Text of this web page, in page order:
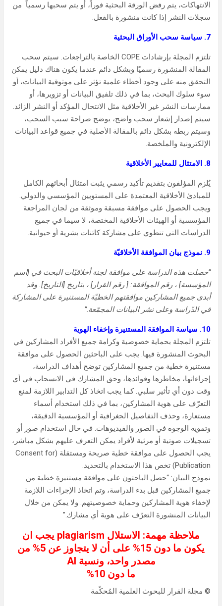
الانتهاكات، يتم رفض الورقة البحثية فوراً، أو يتم سحبها رسمياً من
سجلات النشر إذا كانت منشورة بالفعل.
7. سياسة سحب الأوراق البحثية
تلتزم المجلة بإرشادات COPE الخاصة بالتراجعات. سيتم سحب
المقالة المنشورة رسميًا وبشكل دائم عندما يكون هناك دليل يمكن
التحقق منه على وجود أخطاء علمية تؤثر على موثوقية البيانات، أو
سوء سلوك البحث، بما في ذلك تلفيق البيانات أو تزويرها، أو
ممارسات النشر غير الأخلاقية مثل الانتحال المؤكد أو النشر الزائد.
سيتم إصدار إشعار سحب واضح، يوضح صراحة سبب السحب،
وسيتم ربطه بشكل دائم بالمقالة الأصلية في جميع قواعد البيانات
الإلكترونية والملخصة.
8. الامتثال للمعايير الأخلاقية
يُلزم المؤلفون بتقديم تأكيد رسمي يثبت امتثال أبحاثهم الكامل
للمبادئ الأخلاقية المعتمدة على المستويين المؤسسي والدولي.
ويجب الحصول على موافقة مسبقة وموثقة من لجان المراجعة
المؤسسية أو الهيئات الأخلاقية المختصة، لا سيما في جميع
الدراسات التي تنطوي على مشاركة كائنات بشرية أو حيوانية.
9. نموذج بيان الموافقة الأخلاقيّة
“حصلت هذه الدراسة على موافقة لجنة أخلاقيّات البحث في [اسم
المؤسسة] ، رقم الموافقة: [ رقم القرار] ، بتاريخ [التاريخ]. وقد
أبدى جميع المشاركين موافقتهم الخطيّة المستنيرة على المشاركة
في الدّراسة وعلى نشر البيانات المجمّعة.”
10. سياسة الموافقة المستنيرة وإخفاء الهوية
تلتزم المجلة بحماية خصوصية وكرامة جميع الأفراد المشاركين في
البحوث المنشورة فيها. يجب على الباحثين الحصول على موافقة
مستنيرة خطية من جميع المشاركين توضح أهداف الدراسة،
إجراءاتها، مخاطرها وفوائدها، وحق المشارك في الانسحاب في أي
وقت دون أي تأثير سلبي. كما يجب اتخاذ كل التدابير اللازمة لمنع
التعرّف على هوية المشاركين، بما في ذلك استخدام أسماء
مستعارة، وحذف التفاصيل الجغرافية أو المؤسسية الدقيقة،
وتمويه الوجوه في الصور والفيديوهات. في حال استخدام صور أو
تسجيلات صوتية أو مرئية لأفراد يمكن التعرف عليهم بشكل مباشر،
يجب الحصول على موافقة خطية صريحة ومستقلة (Consent for
Publication) تخص هذا الاستخدام بالتحديد.
نموذج البيان: “حصل الباحثون على موافقة مستنيرة خطية من
جميع المشاركين قبل بدء الدراسة، وتم اتخاذ الإجراءات اللازمة
لإخفاء هوية المشاركين وحماية خصوصيتهم. ولا يمكن من خلال
البيانات المنشورة التعرّف على هوية أي مشارك.”
ملاحظة مهمة: الاستلال plagiarism يجب ان
يكون ما دون 15% على أن لا يتجاوز عن 5% من
مصدر واحد، ونسبة AI
ما دون 10%
© مجلة القرار للبحوث العلمية المُحكّمة